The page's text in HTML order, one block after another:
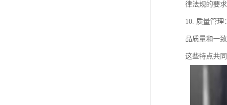
律法规的要求
10. 质量管
品质量和一致
这些特点共